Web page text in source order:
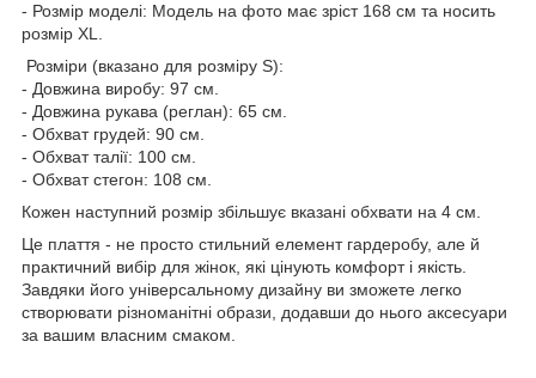
- Розмір моделі: Модель на фото має зріст 168 см та носить
розмір XL.
Розміри (вказано для розміру S):
- Довжина виробу: 97 см.
- Довжина рукава (реглан): 65 см.
- Обхват грудей: 90 см.
- Обхват талії: 100 см.
- Обхват стегон: 108 см.
Кожен наступний розмір збільшує вказані обхвати на 4 см.
Це плаття - не просто стильний елемент гардеробу, але й
практичний вибір для жінок, які цінують комфорт і якість.
Завдяки його універсальному дизайну ви зможете легко
створювати різноманітні образи, додавши до нього аксесуари
за вашим власним смаком.